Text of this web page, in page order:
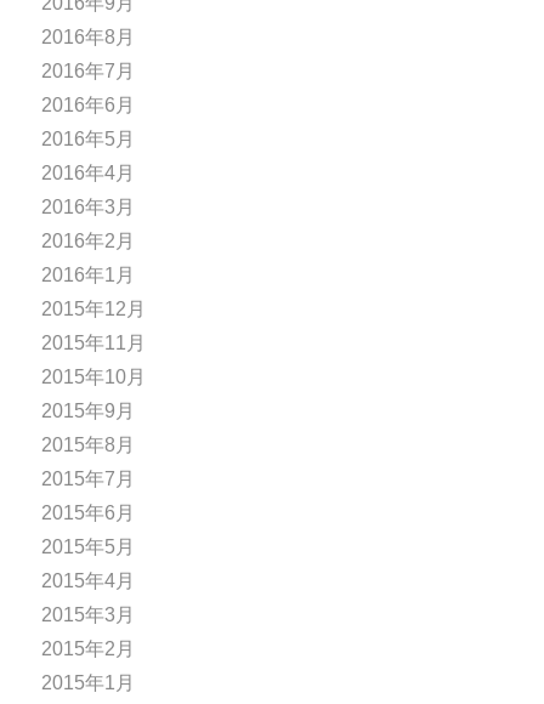
2016年8月
2016年7月
2016年6月
2016年5月
2016年4月
2016年3月
2016年2月
2016年1月
2015年12月
2015年11月
2015年10月
2015年9月
2015年8月
2015年7月
2015年6月
2015年5月
2015年4月
2015年3月
2015年2月
2015年1月